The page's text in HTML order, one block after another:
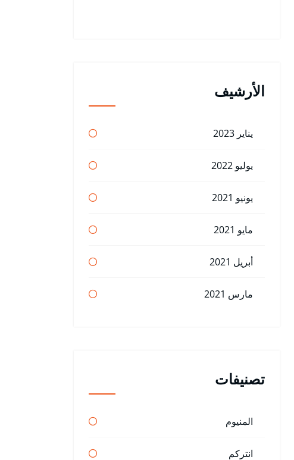
الأرشيف
يناير 2023
يوليو 2022
يونيو 2021
مايو 2021
أبريل 2021
مارس 2021
تصنيفات
المنيوم
انتركم